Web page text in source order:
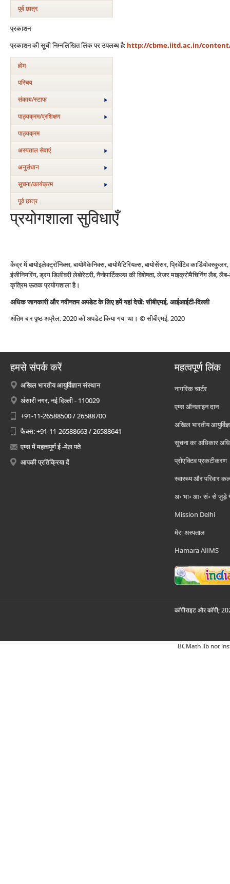
पूर्व छात्र
प्रकाशन
प्रकाशन की सूची निम्नलिखित लिंक पर उपलब्ध है: http://cbme.iitd.ac.in/
होम
परिचय
संकाय/स्‍टाफ
पाठ्यक्रम/प्रशिक्षण
पाठ्यक्रम
अस्‍पताल सेवाएं
अनुसंधान
सूचना/कार्यक्रम
पूर्व छात्र
प्रयोगशाला सुविधाएँ
केंद्र में बायोइलेक्ट्रॉनिक्स, बायोमैकेनिक्स, बायोमैटिरियल्स, बायोसेंसर, प्रिवेंटिव
इंजीनियरिंग, ड्रग डिलीवरी लेबोरेटरी, नैनोपार्टिकल्स की विशेषता, लेजर माइक्रोमैचिनिंग लैब,
कृत्रिम ऊतक प्रयोगशाला है।
अधिक जानकारी और नवीनतम अपडेट के लिए हमें यहां देखें:सीबीएमई, आईआईटी-दिल्ली
अंतिम बार पृष्ठ अप्रैल, 2020 को अपडेट किया गया था। © सीबीएमई, 2020
हमसे संपर्क करें
अखिल भारतीय आयुर्विज्ञान संस्थान
अंसारी नगर, नई दिल्ली - 110029
+91-11-26588500 / 26588700
फैक्स: +91-11-26588663 / 26588641
एम्स में महत्वपूर्ण ई -मेल पते
आपकी प्रतिक्रिया दें
महत्वपूर्ण लिंक
नागरिक चार्टर
एम्स ऑनलाइन दान
अखिल भारतीय
सूचना का अधिकार
प्रोएक्टिव प्रकटीकरण
स्वास्थ्य और परिवार
अ॰ भा॰ आ॰ सं॰ से जुड़े
Mission Delhi
मेरा अस्पताल
Hamara AIIMS
कॉपीराइट और कॉपी;
BCMath lib not